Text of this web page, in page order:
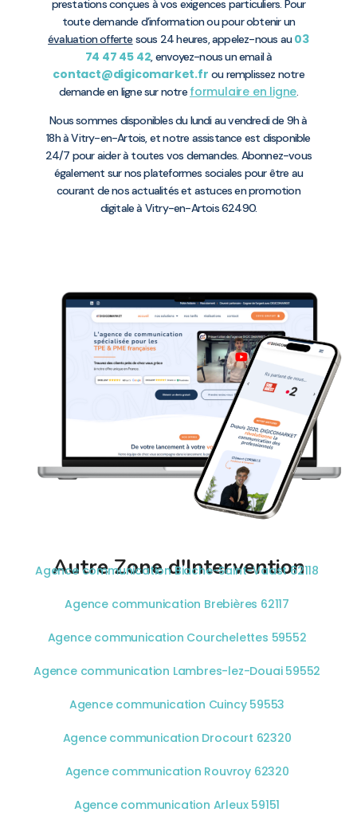
prestations conçues à vos exigences particuliers. Pour
toute demande d’information ou pour obtenir un
évaluation offerte sous 24 heures, appelez-nous au03
74 47 45 42, envoyez-nous un email à
contact@digicomarket.fr ou remplissez notre
demande en ligne sur notre formulaire en ligne.
Nous sommes disponibles du lundi au vendredi de 9h à
18h à Vitry-en-Artois, et notre assistance est disponible
24/7 pour aider à toutes vos demandes. Abonnez-vous
également sur nos plateformes sociales pour être au
courant de nos actualités et astuces en promotion
digitale à Vitry-en-Artois 62490.
Autre Zone d'Intervention
Agence communication Biache-Saint-Vaast 62118
Agence communication Brebières 62117
Agence communication Courchelettes 59552
Agence communication Lambres-lez-Douai 59552
Agence communication Cuincy 59553
Agence communication Drocourt 62320
Agence communication Rouvroy 62320
Agence communication Arleux 59151